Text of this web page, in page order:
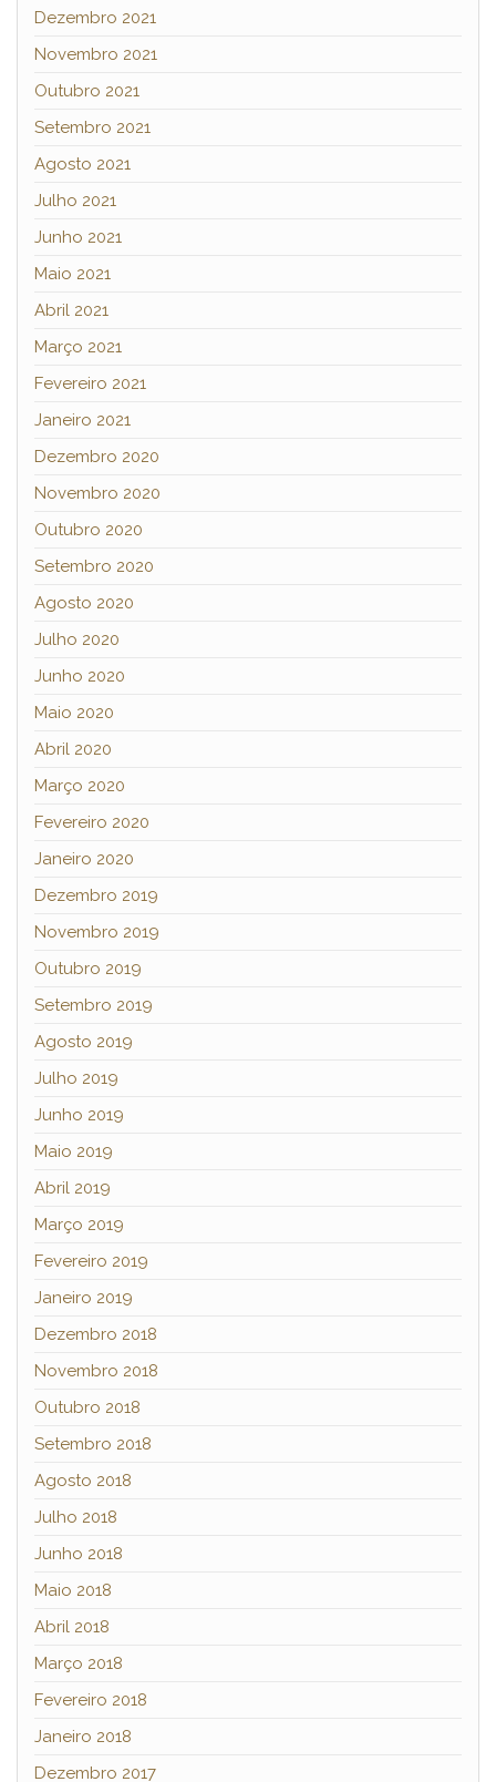
Dezembro 2021
Novembro 2021
Outubro 2021
Setembro 2021
Agosto 2021
Julho 2021
Junho 2021
Maio 2021
Abril 2021
Março 2021
Fevereiro 2021
Janeiro 2021
Dezembro 2020
Novembro 2020
Outubro 2020
Setembro 2020
Agosto 2020
Julho 2020
Junho 2020
Maio 2020
Abril 2020
Março 2020
Fevereiro 2020
Janeiro 2020
Dezembro 2019
Novembro 2019
Outubro 2019
Setembro 2019
Agosto 2019
Julho 2019
Junho 2019
Maio 2019
Abril 2019
Março 2019
Fevereiro 2019
Janeiro 2019
Dezembro 2018
Novembro 2018
Outubro 2018
Setembro 2018
Agosto 2018
Julho 2018
Junho 2018
Maio 2018
Abril 2018
Março 2018
Fevereiro 2018
Janeiro 2018
Dezembro 2017